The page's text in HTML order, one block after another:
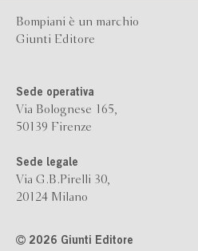
Bompiani è un marchio
Giunti Editore
Sede operativa
Via Bolognese 165,
50139 Firenze
Sede legale
Via G.B.Pirelli 30,
20124 Milano
2026 Giunti Editore